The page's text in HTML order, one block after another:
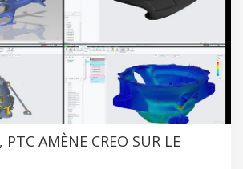
PTC AMÈNE CREO SUR LE